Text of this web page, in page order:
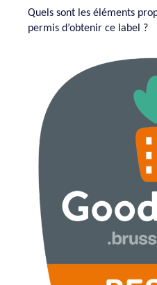
Quels sont les éléments
permis d’obtenir ce label ?